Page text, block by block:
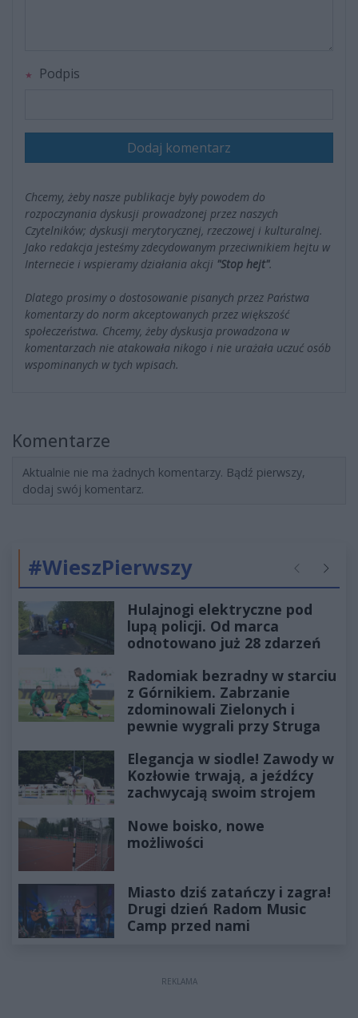
Podpis
Dodaj komentarz
Chcemy, żeby nasze publikacje były powodem do
rozpoczynania dyskusji prowadzonej przez naszych
Czytelników; dyskusji merytorycznej, rzeczowej i kulturalnej.
Jako redakcja jesteśmy zdecydowanym przeciwnikiem hejtu w
Internecie i wspieramy działania akcji "Stop hejt".
Dlatego prosimy o dostosowanie pisanych przez Państwa
komentarzy do norm akceptowanych przez większość
społeczeństwa. Chcemy, żeby dyskusja prowadzona w
komentarzach nie atakowała nikogo i nie urażała uczuć osób
wspominanych w tych wpisach.
Komentarze
Aktualnie nie ma żadnych komentarzy. Bądź pierwszy,
dodaj swój komentarz.
#WieszPierwszy Poprzednie
Hulajnogi elektryczne pod
lupą policji. Od marca
odnotowano już 28 zdarzeń
Radomiak bezradny w starciu
z Górnikiem. Zabrzanie
zdominowali Zielonych i
pewnie wygrali przy Struga
Elegancja w siodle! Zawody w
Kozłowie trwają, a jeźdźcy
zachwycają swoim strojem
Nowe boisko, nowe
możliwości
Miasto dziś zatańczy i zagra!
Drugi dzień Radom Music
Camp przed nami
REKLAMA